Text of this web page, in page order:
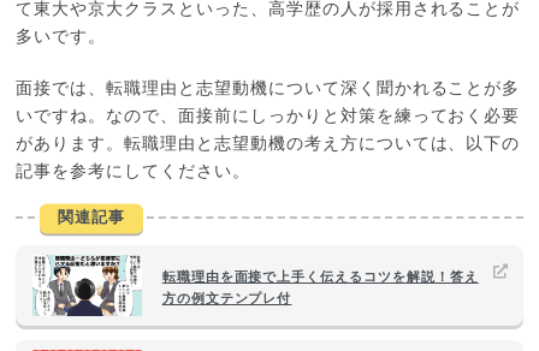
て東大や京大クラスといった、高学歴の人が採用されることが
多いです。
面接では、転職理由と志望動機について深く聞かれることが多
いですね。なので、面接前にしっかりと対策を練っておく必要
があります。転職理由と志望動機の考え方については、以下の
記事を参考にしてください。
関連記事
転職理由を面接で上手く伝えるコツを解説！答え
方の例文テンプレ付